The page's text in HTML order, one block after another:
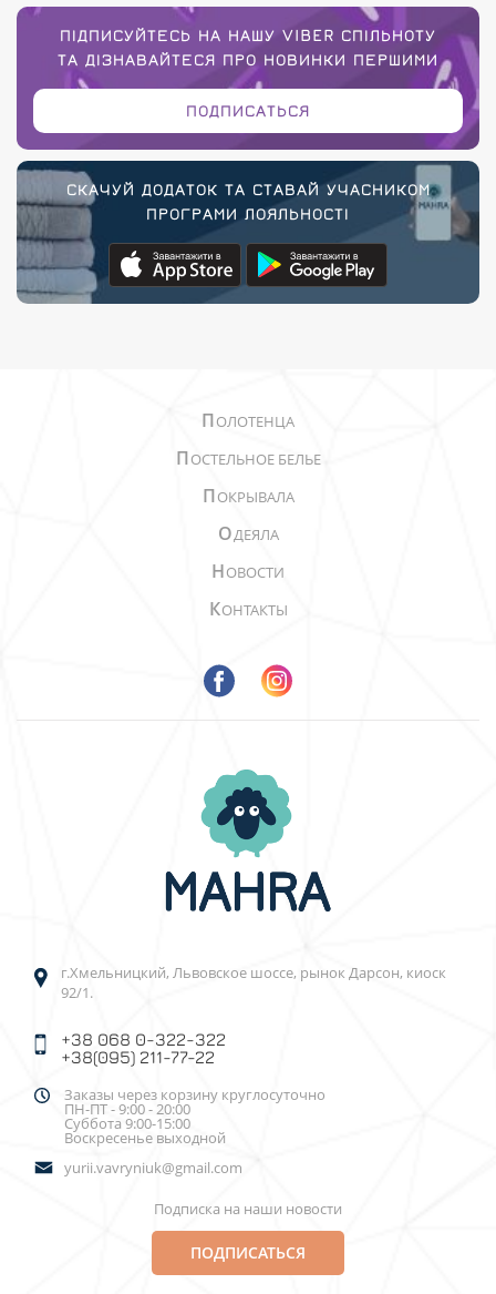
ПІДПИСУЙТЕСЬ НА НАШУ VIBER СПІЛЬНОТУ
ТА ДІЗНАВАЙТЕСЯ ПРО НОВИНКИ ПЕРШИМИ
ПОДПИСАТЬСЯ
СКАЧУЙ ДОДАТОК ТА СТАВАЙ УЧАСНИКОМ
ПРОГРАМИ ЛОЯЛЬНОСТІ
ПОЛОТЕНЦА
ПОСТЕЛЬНОЕ БЕЛЬЕ
ПОКРЫВАЛА
ОДЕЯЛА
НОВОСТИ
КОНТАКТЫ
г.Хмельницкий, Львовское шоссе, рынок Дарсон, киоск
92/1.
+38 068 0-322-322
+38(095) 211-77-22
Заказы через корзину круглосуточно
ПН-ПТ - 9:00 - 20:00
Суббота 9:00-15:00
Воскресенье выходной
yurii.vavryniuk@gmail.com
Подписка на наши новости
ПОДПИСАТЬСЯ